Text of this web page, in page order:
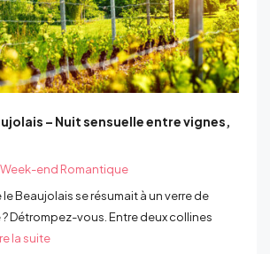
– Nuit sensuelle entre vignes,
Week-end Romantique
Beaujolais se résumait à un verre de
Détrompez-vous. Entre deux collines
la suite